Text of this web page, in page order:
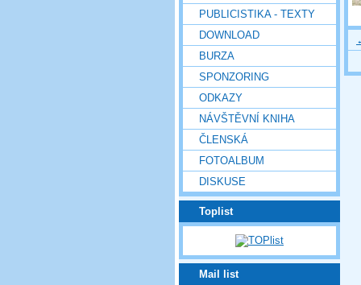
PUBLICISTIKA - TEXTY
DOWNLOAD
BURZA
SPONZORING
ODKAZY
NÁVŠTĚVNÍ KNIHA
ČLENSKÁ
FOTOALBUM
DISKUSE
Toplist
Mail list